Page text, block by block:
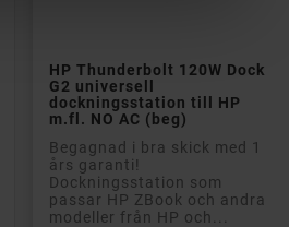
HP Thunderbolt 120W Dock
G2 universell
dockningsstation till HP
m.fl. NO AC (beg)
Begagnad i bra skick med 1
års garanti!
Dockningsstation som
passar HP ZBook och andra
modeller från HP och...